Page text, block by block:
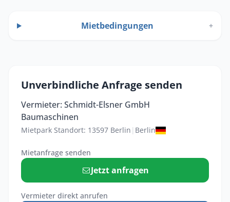
Mietbedingungen +
Unverbindliche Anfrage senden
Vermieter: Schmidt-Elsner GmbH
Baumaschinen
Mietpark Standort: 13597 Berlin | Berlin
Mietanfrage senden
Jetzt anfragen
Vermieter direkt anrufen